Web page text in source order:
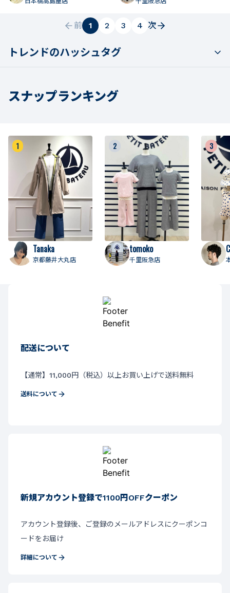
前 1 2 3 4 次
トレンドのハッシュタグ
スナップランキング
1
Tanaka
京都藤井大丸店
2
tomoko
千里阪急店
3
配送について
【通常】11,000円（税込）以上お買い上げで送料無料
送料について
新規アカウント登録で1100円OFFクーポン
アカウント登録後、ご登録のメールアドレスにクーポンコ
ードをお届け
詳細について